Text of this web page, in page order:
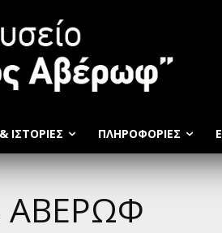
ΙΣΤΟΡΙΕΣ ΠΛΗΡΟΦΟΡΊΕΣ